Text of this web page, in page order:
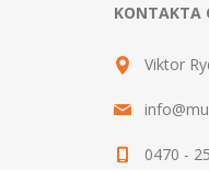
KONTAKTA
Viktor
0470 -